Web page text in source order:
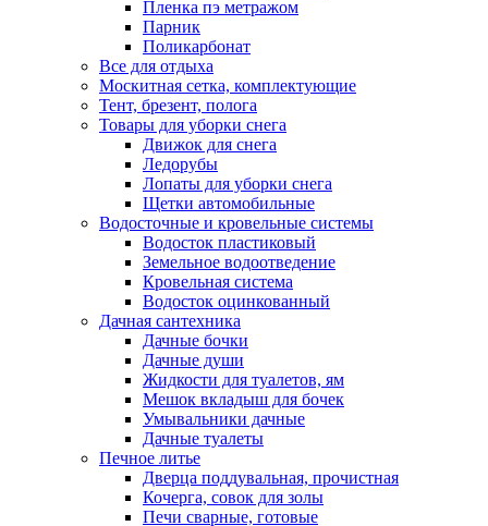
Пленка пэ метражом
Парник
Поликарбонат
Все для отдыха
Москитная сетка, комплектующие
Тент, брезент, полога
Товары для уборки снега
Движок для снега
Ледорубы
Лопаты для уборки снега
Щетки автомобильные
Водосточные и кровельные системы
Водосток пластиковый
Земельное водоотведение
Кровельная система
Водосток оцинкованный
Дачная сантехника
Дачные бочки
Дачные души
Жидкости для туалетов, ям
Мешок вкладыш для бочек
Умывальники дачные
Дачные туалеты
Печное литье
Дверца поддувальная, прочистная
Кочерга, совок для золы
Печи сварные, готовые